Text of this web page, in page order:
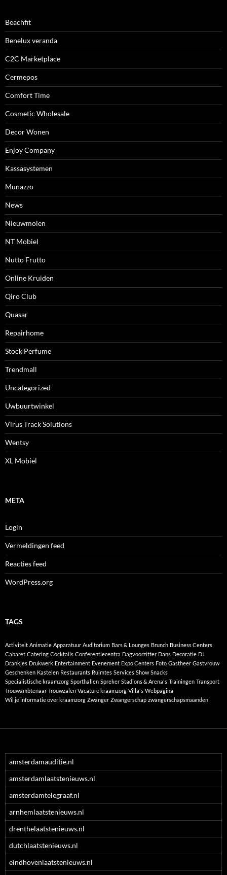
Beachfit
Benelux veranda
C2C Marketplace
Cermepos
Comfort Time
Cosmetic Wholesale
Decor Wonen
Enjoy Company
Kassasystemen
Munazzo
News
Nieuwmolen
NT Mobiel
Nutto Frutto
Online Kruiden
Qiro Club
Quasar
Repairhome
Stock Perfume
Trendmall
Uncategorized
Uwbuurtwinkel
Virus Track Solutions
Wentsy
XL Mobiel
META
Login
Vermeldingen feed
Reacties feed
WordPress.org
TAGS
Activiteit Animatie Apparatuur Auditorium Bars & Lounges Brunch Business Centers
Cabaret Catering Cocktails Conferentiecentra Dagvoorzitter Dans Decoratie DJ
Drankjes Drukwerk Entertainment Evenement Expo Centers Foto Gastheer Gastvrouw
Geschenken Kastelen Restaurants Ruimtes Services Show Snacks
Specialistische kraamzorg Sporthallen Spreker Stadions & Arena's Trainingen Transport
Trouwambtenaar Trouwzalen Vacature kraamzorg Villa's Webpagina
Wil je informatie over kraamzorg Zwanger Zwangerschap zwangerschapsmaanden
amsterdamauditie.nl
amsterdamlaatstenieuws.nl
amsterdamtelegraaf.nl
arnhemlaatstenieuws.nl
drenthelaatstenieuws.nl
dutchlaatstenieuws.nl
eindhovenlaatstenieuws.nl